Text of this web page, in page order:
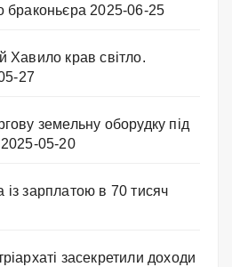
браконьєра 2025-06-25
Хавило крав світло.
27
земельну оборудку під
2025-05-20
із зарплатою в 70 тисяч
засекретили доходи